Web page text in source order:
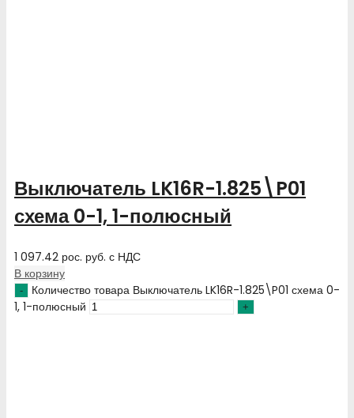
Выключатель LK16R-1.825\P01
схема 0-1, 1-полюсный
1 097.42 рос. руб. с НДС
В корзину
Количество товара Выключатель LK16R-1.825\P01 схема 0-
1, 1-полюсный